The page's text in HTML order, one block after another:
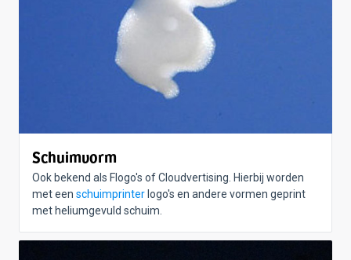
Schuimvorm
Ook bekend als Flogo's of Cloudvertising. Hierbij worden
met een schuimprinter logo's en andere vormen geprint
met heliumgevuld schuim.